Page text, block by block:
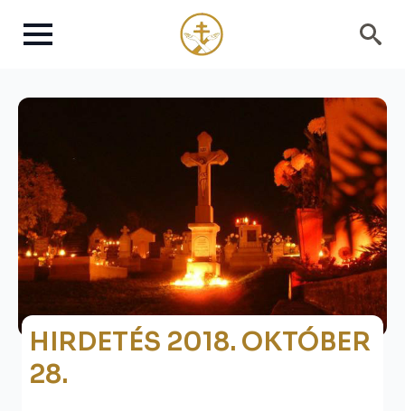
HIRDETÉS 2018. OKTÓBER
28.